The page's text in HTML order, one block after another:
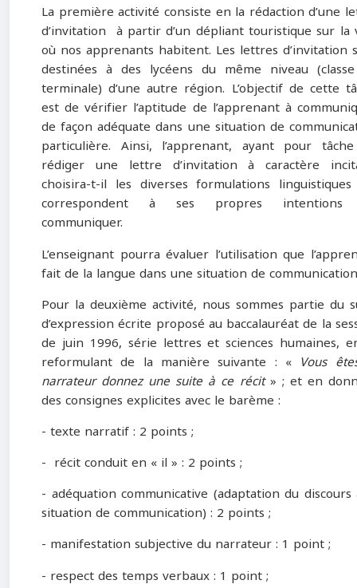
La première activité consiste en la rédaction d’une
d’invitation à partir d’un dépliant touristique sur la
où nos apprenants habitent. Les lettres d’invitation
destinées à des lycéens du même niveau
terminale) d’une autre région. L’objectif de cette
est de vérifier l’aptitude de l’apprenant à
de façon adéquate dans une situation de
particulière. Ainsi, l’apprenant, ayant pour
rédiger une lettre d’invitation à caractère
choisira-t-il les diverses formulations
correspondent à ses propres intentions
communiquer.
L’enseignant pourra évaluer l’utilisation que
fait de la langue dans une situation de
Pour la deuxième activité, nous sommes partie du
d’expression écrite proposé au baccalauréat de la
de juin 1996, série lettres et sciences humaines,
reformulant de la manière suivante : « Vous
narrateur donnez une suite à ce récit» ; et en
des consignes explicites avec le barème :
- texte narratif : 2 points ;
- récit conduit en « il » : 2 points ;
- adéquation communicative (adaptation du discours
situation de communication) : 2 points ;
- manifestation subjective du narrateur : 1 point ;
- respect des temps verbaux : 1 point ;